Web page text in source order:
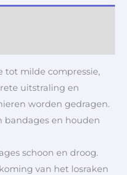
tot milde compressie,
uitstraling en
worden gedragen.
bandages en houden
schoon en droog.
van het losraken